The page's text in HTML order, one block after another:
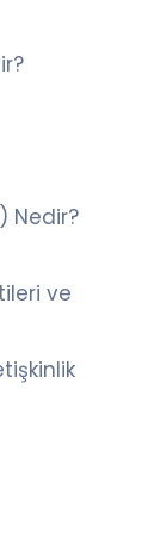
Nedir?
ve